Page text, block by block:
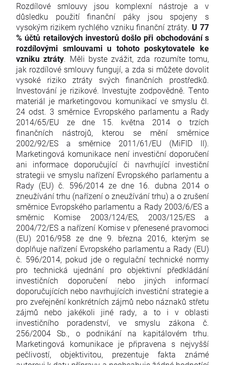
Rozdílové smlouvy jsou komplexní nástroje a v
důsledku použití finanční páky jsou spojeny s
vysokým rizikem rychlého vzniku finanční ztráty. U 77
% účtů retailových investorů došlo při obchodování s
rozdílovými smlouvami u tohoto poskytovatele ke
vzniku ztráty. Měli byste zvážit, zda rozumíte tomu,
jak rozdílové smlouvy fungují, a zda si můžete dovolit
vysoké riziko ztráty svých finančních prostředků.
Investování je rizikové. Investujte zodpovědně. Tento
materiál je marketingovou komunikací ve smyslu čl.
24 odst. 3 směrnice Evropského parlamentu a Rady
2014/65/EU ze dne 15. května 2014 o trzích
finančních nástrojů, kterou se mění směrnice
2002/92/ES a směrnice 2011/61/EU (MiFID II).
Marketingová komunikace není investiční doporučení
ani informace doporučující či navrhující investiční
strategii ve smyslu nařízení Evropského parlamentu a
Rady (EU) č. 596/2014 ze dne 16. dubna 2014 o
zneužívání trhu (nařízení o zneužívání trhu) a o zrušení
směrnice Evropského parlamentu a Rady 2003/6/ES a
směrnic Komise 2003/124/ES, 2003/125/ES a
2004/72/ES a nařízení Komise v přenesené pravomoci
(EU) 2016/958 ze dne 9. března 2016, kterým se
doplňuje nařízení Evropského parlamentu a Rady (EU)
č. 596/2014, pokud jde o regulační technické normy
pro technická ujednání pro objektivní předkládání
investičních doporučení nebo jiných informací
doporučujících nebo navrhujících investiční strategie a
pro zveřejnění konkrétních zájmů nebo náznaků střetu
zájmů nebo jakékoli jiné rady, a to i v oblasti
investičního poradenství, ve smyslu zákona č.
256/2004 Sb., o podnikání na kapitálovém trhu.
Marketingová komunikace je připravena s nejvyšší
pečlivostí, objektivitou, prezentuje fakta známé